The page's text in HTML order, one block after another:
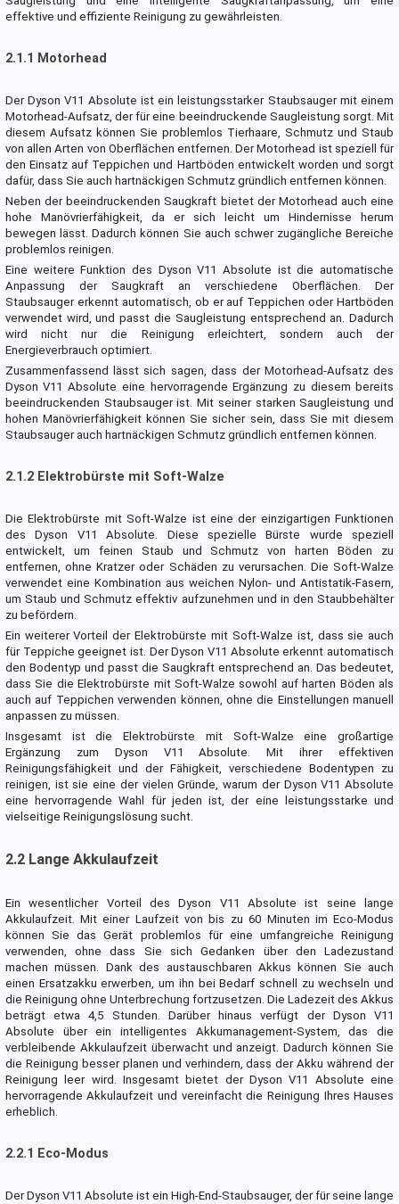
effektive und effiziente Reinigung zu gewährleisten.
2.1.1 Motorhead
Der Dyson V11 Absolute ist ein leistungsstarker Staubsauger mit einem
Motorhead-Aufsatz, der für eine beeindruckende Saugleistung sorgt. Mit
diesem Aufsatz können Sie problemlos Tierhaare, Schmutz und Staub
von allen Arten von Oberflächen entfernen. Der Motorhead ist speziell für
den Einsatz auf Teppichen und Hartböden entwickelt worden und sorgt
dafür, dass Sie auch hartnäckigen Schmutz gründlich entfernen können.
Neben der beeindruckenden Saugkraft bietet der Motorhead auch eine
hohe Manövrierfähigkeit, da er sich leicht um Hindernisse herum
bewegen lässt. Dadurch können Sie auch schwer zugängliche Bereiche
problemlos reinigen.
Eine weitere Funktion des Dyson V11 Absolute ist die automatische
Anpassung der Saugkraft an verschiedene Oberflächen. Der
Staubsauger erkennt automatisch, ob er auf Teppichen oder Hartböden
verwendet wird, und passt die Saugleistung entsprechend an. Dadurch
wird nicht nur die Reinigung erleichtert, sondern auch der
Energieverbrauch optimiert.
Zusammenfassend lässt sich sagen, dass der Motorhead-Aufsatz des
Dyson V11 Absolute eine hervorragende Ergänzung zu diesem bereits
beeindruckenden Staubsauger ist. Mit seiner starken Saugleistung und
hohen Manövrierfähigkeit können Sie sicher sein, dass Sie mit diesem
Staubsauger auch hartnäckigen Schmutz gründlich entfernen können.
2.1.2 Elektrobürste mit Soft-Walze
Die Elektrobürste mit Soft-Walze ist eine der einzigartigen Funktionen
des Dyson V11 Absolute. Diese spezielle Bürste wurde speziell
entwickelt, um feinen Staub und Schmutz von harten Böden zu
entfernen, ohne Kratzer oder Schäden zu verursachen. Die Soft-Walze
verwendet eine Kombination aus weichen Nylon- und Antistatik-Fasern,
um Staub und Schmutz effektiv aufzunehmen und in den Staubbehälter
zu befördern.
Ein weiterer Vorteil der Elektrobürste mit Soft-Walze ist, dass sie auch
für Teppiche geeignet ist. Der Dyson V11 Absolute erkennt automatisch
den Bodentyp und passt die Saugkraft entsprechend an. Das bedeutet,
dass Sie die Elektrobürste mit Soft-Walze sowohl auf harten Böden als
auch auf Teppichen verwenden können, ohne die Einstellungen manuell
anpassen zu müssen.
Insgesamt ist die Elektrobürste mit Soft-Walze eine großartige
Ergänzung zum Dyson V11 Absolute. Mit ihrer effektiven
Reinigungsfähigkeit und der Fähigkeit, verschiedene Bodentypen zu
reinigen, ist sie eine der vielen Gründe, warum der Dyson V11 Absolute
eine hervorragende Wahl für jeden ist, der eine leistungsstarke und
vielseitige Reinigungslösung sucht.
2.2 Lange Akkulaufzeit
Ein wesentlicher Vorteil des Dyson V11 Absolute ist seine lange
Akkulaufzeit. Mit einer Laufzeit von bis zu 60 Minuten im Eco-Modus
können Sie das Gerät problemlos für eine umfangreiche Reinigung
verwenden, ohne dass Sie sich Gedanken über den Ladezustand
machen müssen. Dank des austauschbaren Akkus können Sie auch
einen Ersatzakku erwerben, um ihn bei Bedarf schnell zu wechseln und
die Reinigung ohne Unterbrechung fortzusetzen. Die Ladezeit des Akkus
beträgt etwa 4,5 Stunden. Darüber hinaus verfügt der Dyson V11
Absolute über ein intelligentes Akkumanagement-System, das die
verbleibende Akkulaufzeit überwacht und anzeigt. Dadurch können Sie
die Reinigung besser planen und verhindern, dass der Akku während der
Reinigung leer wird. Insgesamt bietet der Dyson V11 Absolute eine
hervorragende Akkulaufzeit und vereinfacht die Reinigung Ihres Hauses
erheblich.
2.2.1 Eco-Modus
Der Dyson V11 Absolute ist ein High-End-Staubsauger, der für seine lange